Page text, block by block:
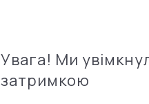
Увага! Ми
затримкою